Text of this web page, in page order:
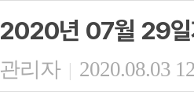
2020년 07월 29일
관리자 | 2020.08.03